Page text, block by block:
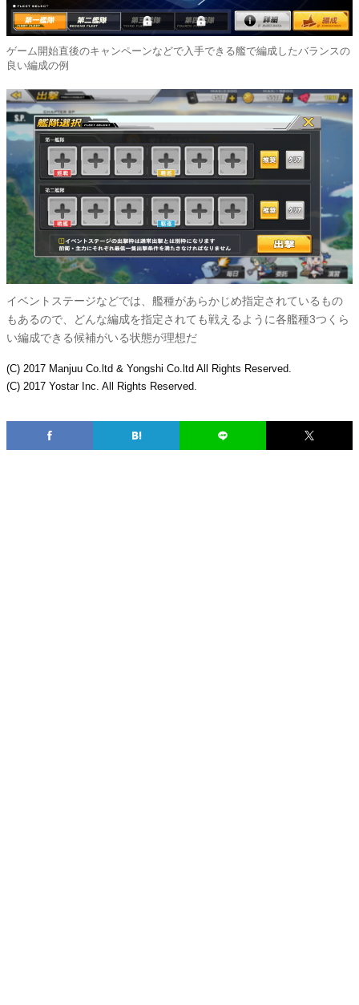
ゲーム開始直後のキャンペーンなどで入手できる艦で編成したバランスの
良い編成の例
イベントステージなどでは、艦種があらかじめ指定されているもの
もあるので、どんな編成を指定されても戦えるように各艦種3つくら
い編成できる候補がいる状態が理想だ
(C) 2017 Manjuu Co.ltd & Yongshi Co.ltd All Rights Reserved.
(C) 2017 Yostar Inc. All Rights Reserved.